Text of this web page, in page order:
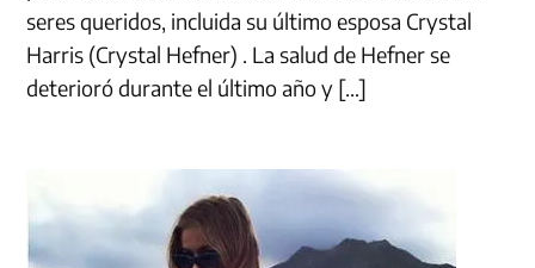
seres queridos, incluida su último esposa Crystal
Harris (Crystal Hefner) . La salud de Hefner se
deterioró durante el último año y […]